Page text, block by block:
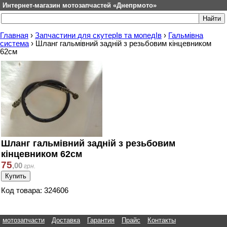
Интернет-магазин мотозапчастей «Днепрмото»
Главная › Запчастини для скутерІв та мопедІв › Гальмівна
система › Шланг гальмівний задній з резьбовим кінцевником
62см
Шланг гальмівний задній з резьбовим
кінцевником 62см
75,00 грн.
Код товара: 324606
мотозапчасти Доставка Гарантия Прайс
Контакты